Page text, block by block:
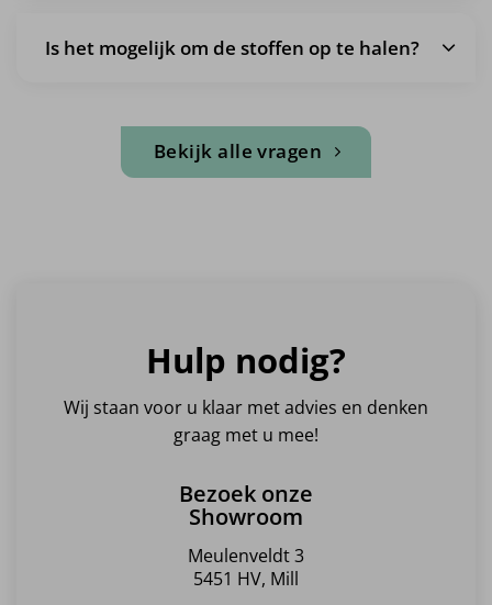
Is het mogelijk om de stoffen op te halen?
Bekijk alle vragen
Hulp nodig?
Wij staan voor u klaar met advies en denken
graag met u mee!
Bezoek onze
Showroom
Meulenveldt 3
5451 HV, Mill